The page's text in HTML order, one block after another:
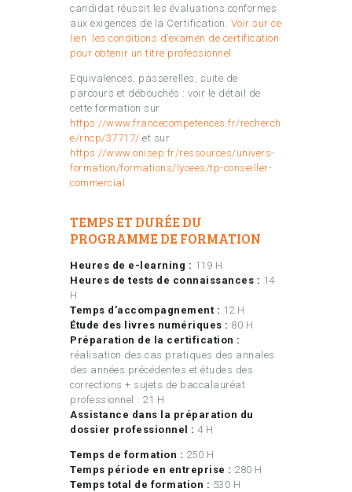
candidat réussit les évaluations conformes
aux exigences de la Certification. Voir sur ce
lien les conditions d’examen de certification
pour obtenir un titre professionnel
Equivalences, passerelles, suite de
parcours et débouchés : voir le détail de
cette formation sur
https://www.francecompetences.fr/recherch
e/rncp/37717/ et sur
https://www.onisep.fr/ressources/univers-
formation/formations/lycees/tp-conseiller-
commercial
TEMPS ET DURÉE DU
PROGRAMME DE FORMATION
Heures de e-learning : 119 H
Heures de tests de connaissances : 14
H
Temps d’accompagnement : 12 H
Étude des livres numériques : 80 H
Préparation de la certification :
réalisation des cas pratiques des annales
des années précédentes et études des
corrections + sujets de baccalauréat
professionnel : 21 H
Assistance dans la préparation du
dossier professionnel : 4 H
Temps de formation : 250 H
Temps période en entreprise : 280 H
Temps total de formation : 530 H